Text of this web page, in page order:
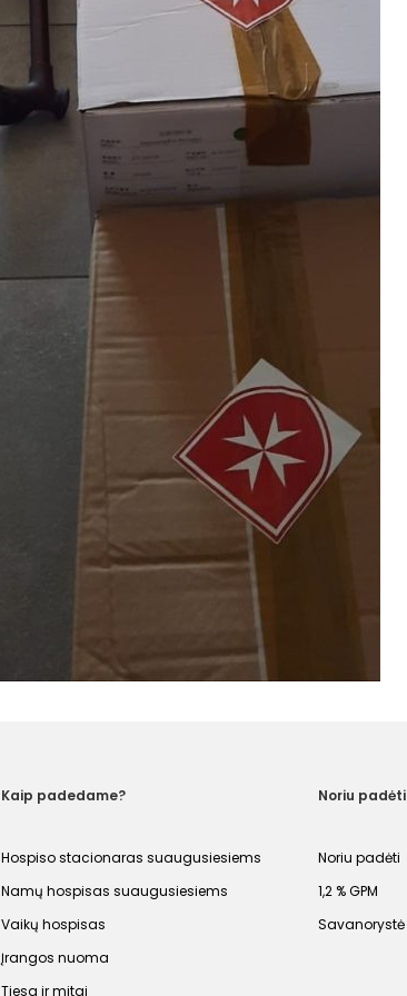
Kaip padedame?
Hospiso stacionaras suaugusiesiems
Namų hospisas suaugusiesiems
Vaikų hospisas
Įrangos nuoma
Tiesa ir mitai
Noriu padėti
Noriu padėti
1,2 % GPM
Savanorystė